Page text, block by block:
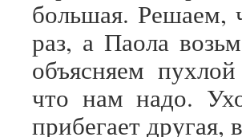
большая. Решаем,
раз, а Паола
объясняем
что нам надо.
прибегает